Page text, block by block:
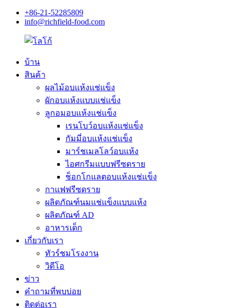
+86-21-52285809
info@richfield-food.com
บ้าน
สินค้า
ผลไม้อบแห้งแช่แข็ง
ผักอบแห้งแบบแช่แข็ง
ลูกอมอบแห้งแช่แข็ง
เรนโบว์อบแห้งแช่แข็ง
กัมมี่อบแห้งแช่แข็ง
มาร์ชเมลโลว์อบแห้ง
ไอศกรีมแบบฟรีซดราย
ช็อกโกแลตอบแห้งแช่แข็ง
กาแฟฟรีซดราย
ผลิตภัณฑ์นมแช่แข็งแบบแห้ง
ผลิตภัณฑ์ AD
อาหารเด็ก
เกี่ยวกับเรา
ทัวร์ชมโรงงาน
วิดีโอ
ข่าว
คำถามที่พบบ่อย
ติดต่อเรา